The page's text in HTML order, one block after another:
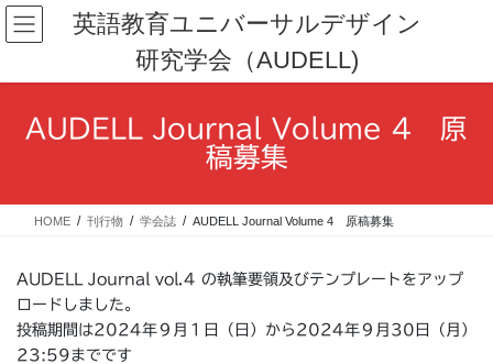
コ
ン
ン
ナ
ビ
ー
英語教育ユニバーサルデザイン
研究学会（AUDELL)
AUDELL Journal Volume 4 原
稿募集
HOME 刊行物 学会誌 AUDELL Journal Volume 4 原稿募集
AUDELL Journal vol.4 の執筆要領及びテンプレートをアップ
ロードしました。
投稿期間は2024年９月１日（日）から2024年９月30日（月）
23:59までです